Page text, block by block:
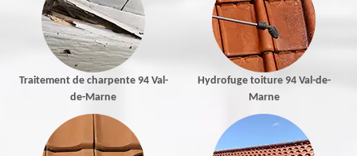
Traitement de charpente 94 Val-
de-Marne
Hydrofuge toiture 94 Val-de-
Marne